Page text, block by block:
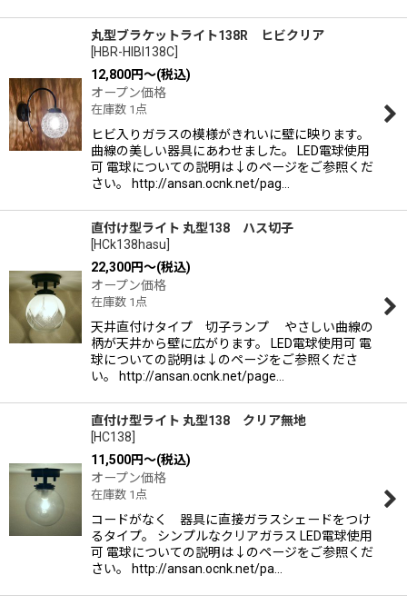
丸型ブラケットライト138R ヒビクリア
[HBR-HIBI138C
12,800円～(税込)
オープン価格
在庫数 1点
ヒビ入りガラスの模様がきれいに壁に映ります。
曲線の美しい器具にあわせました。 LED電球使用
可 電球についての説明は↓のページをご参照くだ
さい。 http://ansan.ocnk.net/pag…
直付け型ライト 丸型138 ハス切子
[HCk138hasu
22,300円～(税込)
オープン価格
在庫数 1点
天井直付けタイプ 切子ランプ やさしい曲線の
柄が天井から壁に広がります。 LED電球使用可 電
球についての説明は↓のページをご参照くださ
い。 http://ansan.ocnk.net/page…
直付け型ライト 丸型138 クリア無地
[HC138
11,500円～(税込)
オープン価格
在庫数 1点
コードがなく 器具に直接ガラスシェードをつけ
るタイプ。 シンプルなクリアガラス LED電球使用
可 電球についての説明は↓のページをご参照くだ
さい。 http://ansan.ocnk.net/pa…